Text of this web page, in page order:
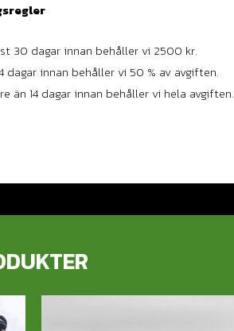
30 dagar innan behåller vi 2500 kr.
dagar innan behåller vi 50 % av avgiften.
än 14 dagar innan behåller vi hela avgiften.